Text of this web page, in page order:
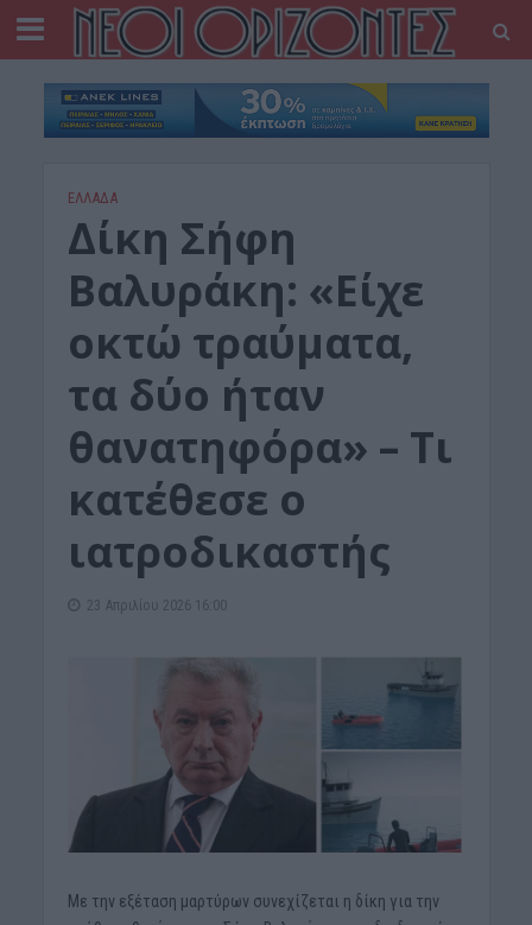
ΕΛΛΑΔΑ
Δίκη Σήφη
Βαλυράκη: «Είχε
οκτώ τραύματα,
τα δύο ήταν
θανατηφόρα» – Τι
κατέθεσε ο
ιατροδικαστής
23 Απριλίου 2026 16:00
Με την εξέταση μαρτύρων συνεχίζεται η δίκη για την